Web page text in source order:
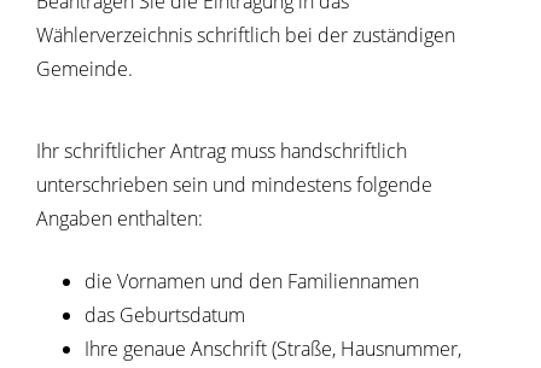
Wählerverzeichnis schriftlich bei der zuständigen
Gemeinde.
Ihr schriftlicher Antrag muss handschriftlich
unterschrieben sein und mindestens folgende
Angaben enthalten:
die Vornamen und den Familiennamen
das Geburtsdatum
Ihre genaue Anschrift (Straße, Hausnummer,